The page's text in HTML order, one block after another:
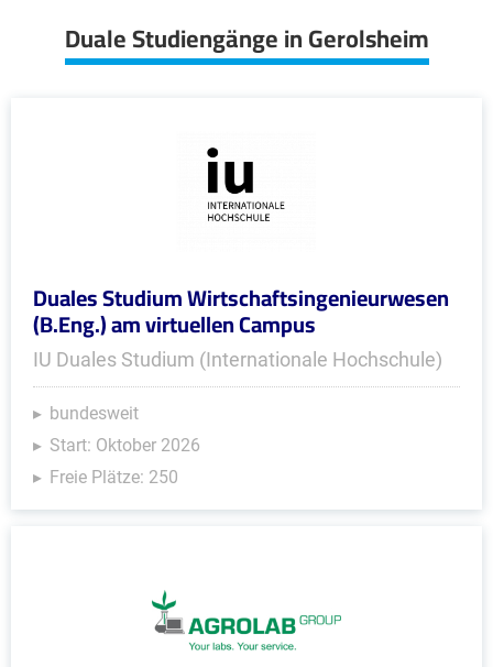
Duale Studiengänge in Gerolsheim
Duales Studium Wirtschaftsingenieurwesen
(B.Eng.) am virtuellen Campus
IU Duales Studium (Internationale Hochschule)
bundesweit
Start: Oktober 2026
Freie Plätze: 250